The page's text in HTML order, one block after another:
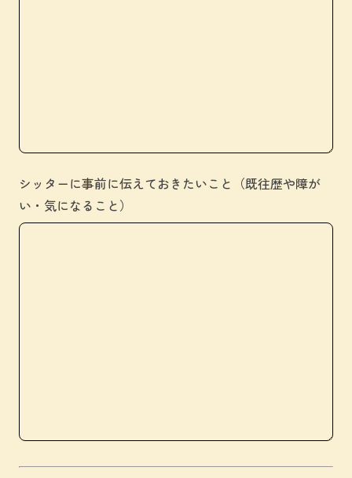
シッターに事前に伝えておきたいこと（既往歴や障が
い・気になること）